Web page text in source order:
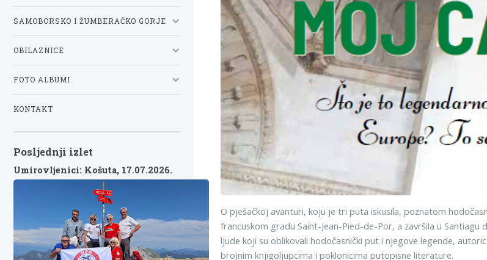
O pješačkoj avanturi, koju je tri puta iskusila, poznatom
francuskom gradu Saint-Jean-Pied-de-Por, a završila u
ljude koji su oblikovali hodočasnički put i njegove legende,
brojnim knjigoljupcima i poklonicima putopisne literature.
SAMOBORSKO I ŽUMBERAČKO GORJE
OBILAZNICE
FOTO ALBUMI
KONTAKT
Posljednji izlet
Umirovljenici: Košuta, 17.07.2026.